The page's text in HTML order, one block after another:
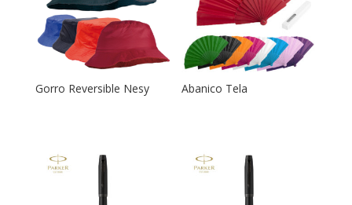
Gorro Reversible Nesy Abanico Tela